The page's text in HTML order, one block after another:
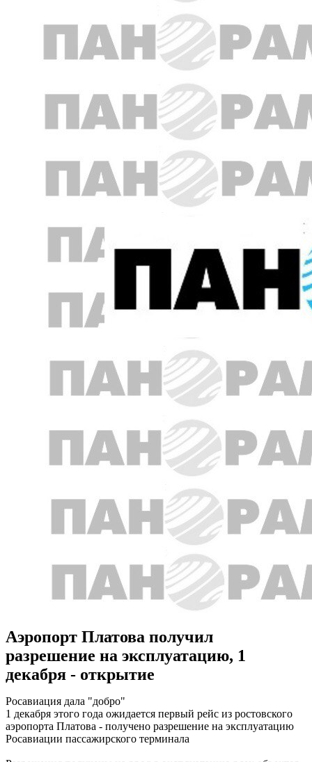
Аэропорт Платова получил
разрешение на эксплуатацию, 1
декабря - открытие
Росавиация дала "добро"
1 декабря этого года ожидается первый рейс из ростовского
аэропорта Платова - получено разрешение на эксплуатацию
Росавиации пассажирского терминала